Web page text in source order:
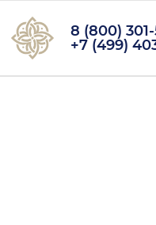
8 (800)
+7 (499)